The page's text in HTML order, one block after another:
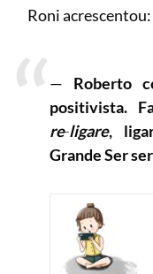
Roni acrescentou:
— Roberto
positivista.
re‑ligare,
Grande Ser